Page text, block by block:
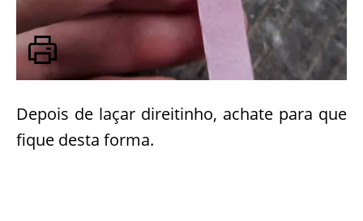
Depois de laçar direitinho, achate para que
fique desta forma.